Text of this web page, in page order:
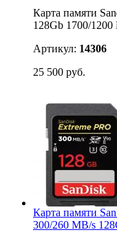
Карта памяти
128Gb 1700/
Артикул: 14306
25 500 руб.
Карта памяти
300/260 MB/s